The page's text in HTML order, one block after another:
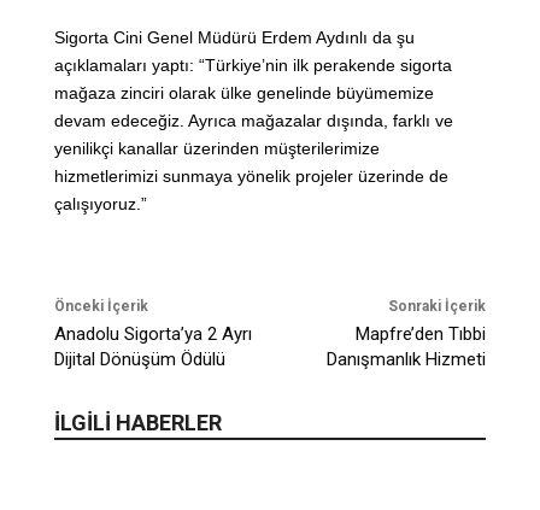
Sigorta Cini Genel Müdürü Erdem Aydınlı da şu
açıklamaları yaptı: “Türkiye’nin ilk perakende sigorta
mağaza zinciri olarak ülke genelinde büyümemize
devam edeceğiz. Ayrıca mağazalar dışında, farklı ve
yenilikçi kanallar üzerinden müşterilerimize
hizmetlerimizi sunmaya yönelik projeler üzerinde de
çalışıyoruz.”
Önceki İçerik
Anadolu Sigorta’ya 2 Ayrı
Dijital Dönüşüm Ödülü
Sonraki İçerik
Mapfre’den Tıbbi
Danışmanlık Hizmeti
İLGİLİ HABERLER